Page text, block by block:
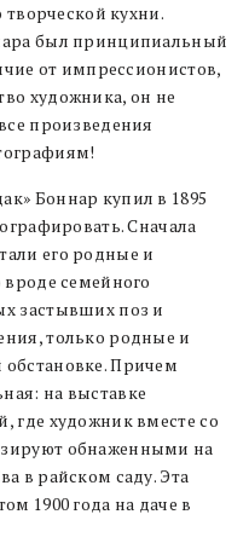
творческой кухни.
был принципиальный
от импрессионистов,
художника, он не
произведения
Боннар купил в 1895
Сначала
его родные и
семейного
застывших поз и
только родные и
Причем
на выставке
где художник вместе со
обнаженными на
в райском саду. Эта
1900 года на даче в